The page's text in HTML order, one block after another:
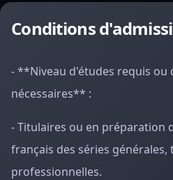
Conditions
- **Niveau d'études requis ou
nécessaires** :
- Titulaires ou en préparation
français des séries
professionnelles.